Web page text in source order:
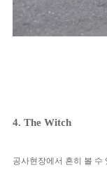
4. The Witch
공사현장에서 흔히 볼 수